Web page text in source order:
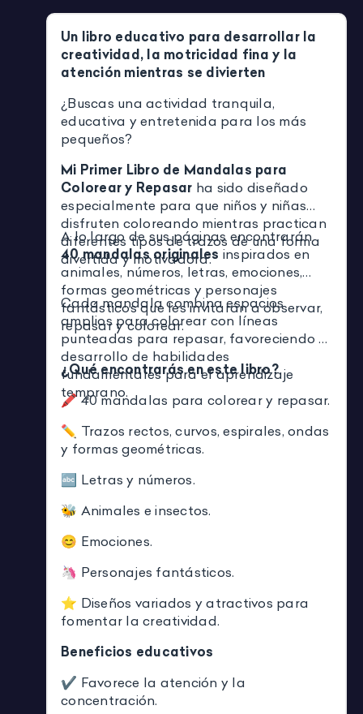
Un libro educativo para desarrollar la
creatividad, la motricidad fina y la
atención mientras se divierten
¿Buscas una actividad tranquila,
educativa y entretenida para los más
pequeños?
Mi Primer Libro de Mandalas para
Colorear y Repasar ha sido diseñado
especialmente para que niños y niñas
disfruten coloreando mientras practican
diferentes tipos de trazos de una forma
divertida y motivadora.
A lo largo de sus páginas encontrarán
40 mandalas originales inspirados en
animales, números, letras, emociones,
formas geométricas y personajes
fantásticos que les invitarán a observar,
repasar y colorear.
Cada mandala combina espacios
amplios para colorear con líneas
punteadas para repasar, favoreciendo el
desarrollo de habilidades
fundamentales para el aprendizaje
temprano.
¿Qué encontrarás en este libro?
🖍️ 40 mandalas para colorear y repasar.
✏️ Trazos rectos, curvos, espirales, ondas
y formas geométricas.
🔤 Letras y números.
🐝 Animales e insectos.
😊 Emociones.
🦄 Personajes fantásticos.
⭐ Diseños variados y atractivos para
fomentar la creatividad.
Beneficios educativos
✔ Favorece la atención y la
concentración.